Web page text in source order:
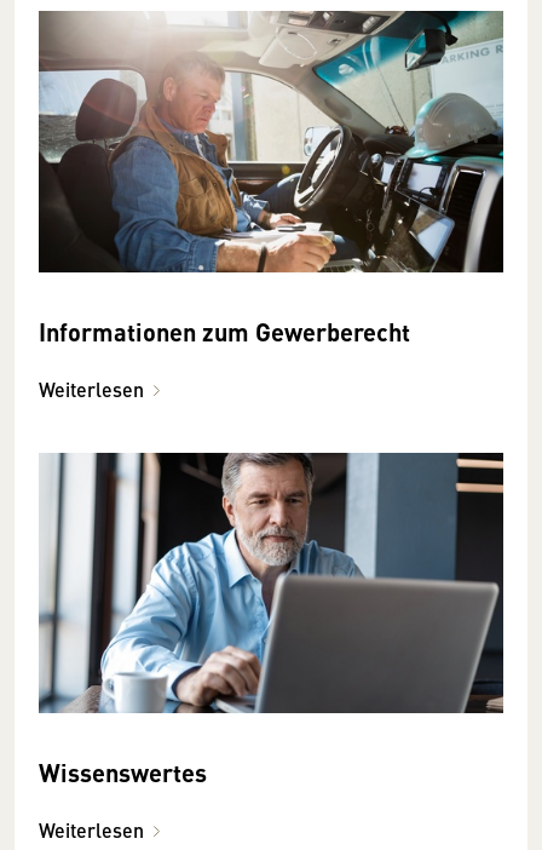
Informationen zum Gewerberecht
Weiterlesen
Wissenswertes
Weiterlesen